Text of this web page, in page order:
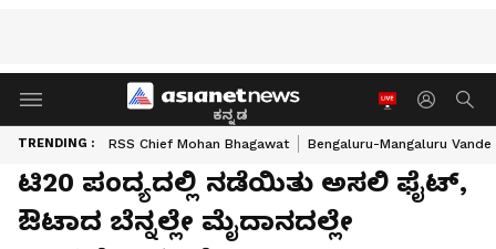
ಕನ್ನಡ
TRENDING : RSS Chief Mohan Bhagawat Bengaluru-Mangaluru
ಟಿ20 ಪಂದ್ಯದಲ್ಲಿ ನಡೆಯಿತು ಅಸಲಿ ಫೈಟ್,
ಔಟಾದ ಬೆನ್ನಲ್ಲೇ ಮೈದಾನದಲ್ಲೇ